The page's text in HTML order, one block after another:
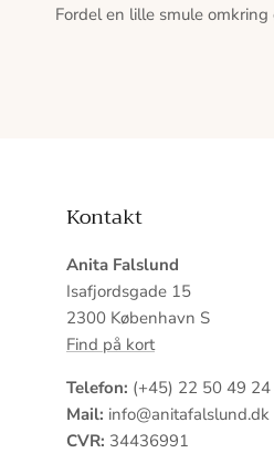
Fordel en lille smule
Kontakt
Anita Falslund
Isafjordsgade 15
2300 København S
Find på kort
Telefon: (+45) 22 50 49 24
Mail: info@anitafalslund.dk
CVR: 34436991